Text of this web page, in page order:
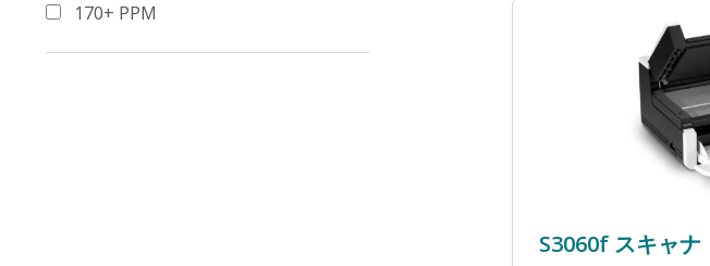
170+ PPM
S3060f スキャナ